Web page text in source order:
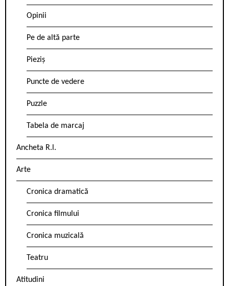
Opinii
Pe de altă parte
Pieziș
Puncte de vedere
Puzzle
Tabela de marcaj
Ancheta R.l.
Arte
Cronica dramatică
Cronica filmului
Cronica muzicală
Teatru
Atitudini